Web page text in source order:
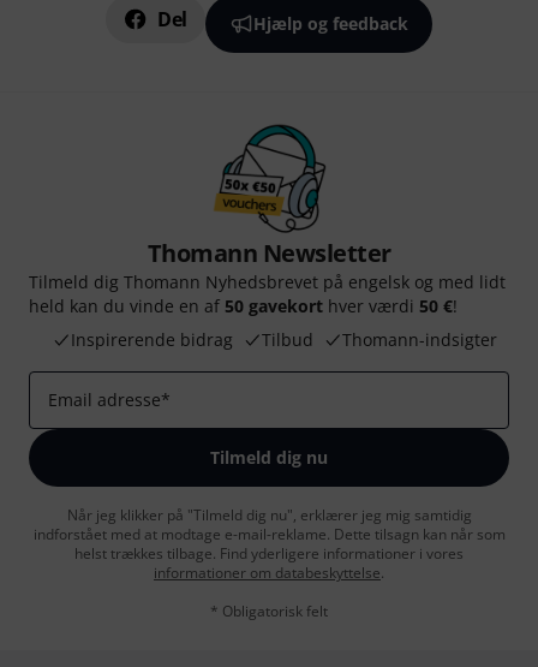
Del Hjælp og feedback
Thomann Newsletter
Tilmeld dig Thomann Nyhedsbrevet på engelsk og med lidt
held kan du vinde en af 50 gavekort hver værdi 50 €!
Inspirerende bidrag
Tilbud Thomann-indsigter
Email adresse*
Tilmeld dig nu
Når jeg klikker på "Tilmeld dig nu", erklærer jeg mig samtidig
indforstået med at modtage e-mail-reklame. Dette tilsagn kan når som
helst trækkes tilbage. Find yderligere informationer i vores
informationer om databeskyttelse.
* Obligatorisk felt